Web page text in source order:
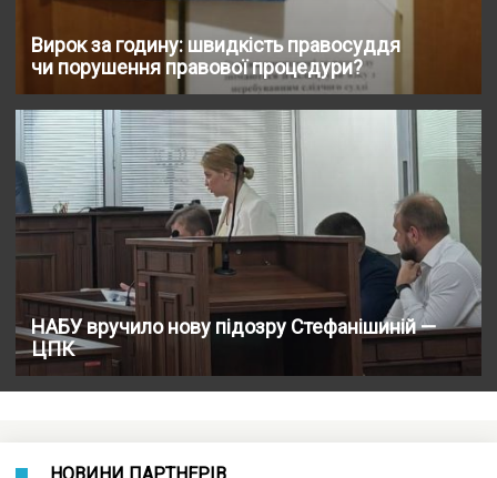
Вирок за годину: швидкість правосуддя
чи порушення правової процедури?
НАБУ вручило нову підозру Стефанішиній —
ЦПК